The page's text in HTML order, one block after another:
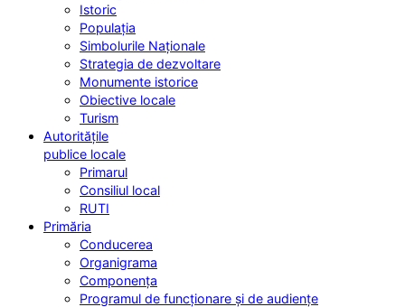
Istoric
Populația
Simbolurile Naționale
Strategia de dezvoltare
Monumente istorice
Obiective locale
Turism
Autoritățile
publice locale
Primarul
Consiliul local
RUTI
Primăria
Conducerea
Organigrama
Componența
Programul de funcționare și de audiențe